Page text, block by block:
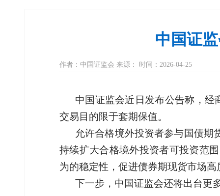
中国证
作者：中国证监会 来源： 时间：2026-04-25
中国证监会近日发布公告称，经
交易目的限于套期保值。
允许合格境外投资者参与国债期
持续扩大合格境外投资者可投资范
为的稳定性，促进债券期现货市场高
下一步，中国证监会还将出台更